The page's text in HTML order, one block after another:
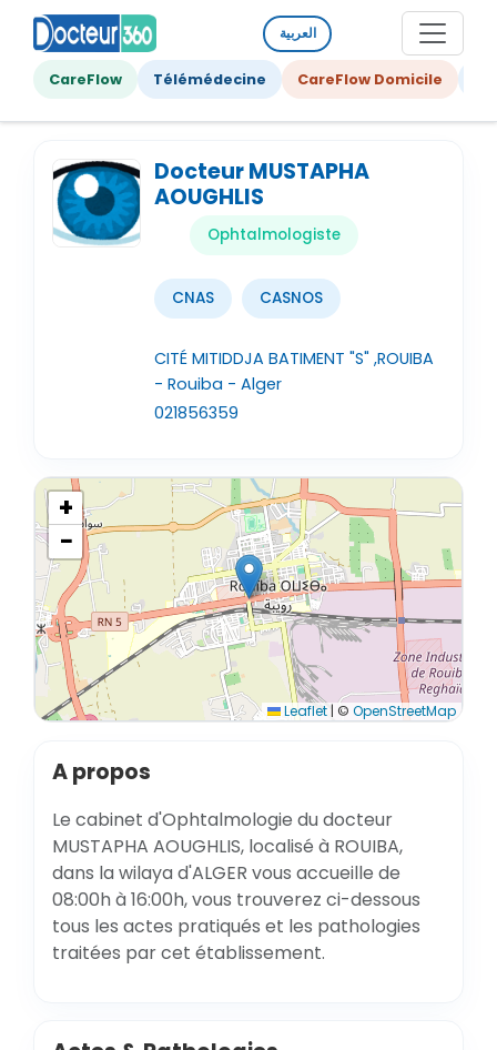
العربية
CareFlow Télémédecine CareFlow Domicile
Docteur MUSTAPHA
AOUGHLIS
Ophtalmologiste
CNAS CASNOS
CITÉ MITIDDJA BATIMENT "S" ,ROUIBA
- Rouiba - Alger
021856359
+
−
Leaflet| © OpenStreetMap
A propos
Le cabinet d'Ophtalmologie du docteur
MUSTAPHA AOUGHLIS, localisé à ROUIBA,
dans la wilaya d'ALGER vous accueille de
08:00h à 16:00h, vous trouverez ci-dessous
tous les actes pratiqués et les pathologies
traitées par cet établissement.